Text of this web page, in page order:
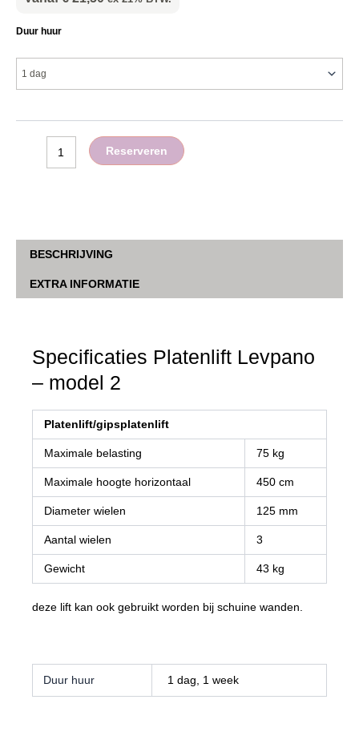
Duur huur
lift
Reserveren
BESCHRIJVING
EXTRA INFORMATIE
Specificaties Platenlift Levpano
– model 2
Platenlift/gipsplatenlift
Maximale belasting 75 kg
Maximale hoogte horizontaal 450 cm
Diameter wielen 125 mm
Aantal wielen 3
Gewicht 43 kg
deze lift kan ook gebruikt worden bij schuine wanden.
Duur huur 1 dag, 1 week